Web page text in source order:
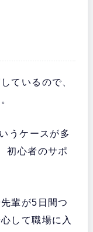
ているので、
うケースが多
初心者のサポ
輩が5日間つ
して職場に入